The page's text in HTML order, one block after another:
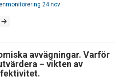
24 nov
avvägningar. Varför
– vikten av